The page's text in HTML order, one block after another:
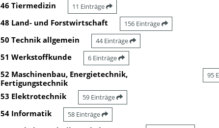
46 Tiermedizin 11 Einträge
48 Land- und Forstwirtschaft 156 Einträge
50 Technik allgemein 44 Einträge
51 Werkstoffkunde 6 Einträge
52 Maschinenbau, Energietechnik,
Fertigungstechnik
95
53 Elektrotechnik 59 Einträge
54 Informatik 58 Einträge